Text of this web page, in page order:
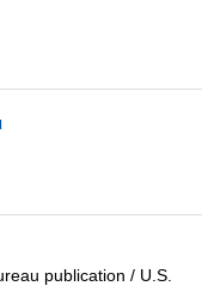
publication / U.S.